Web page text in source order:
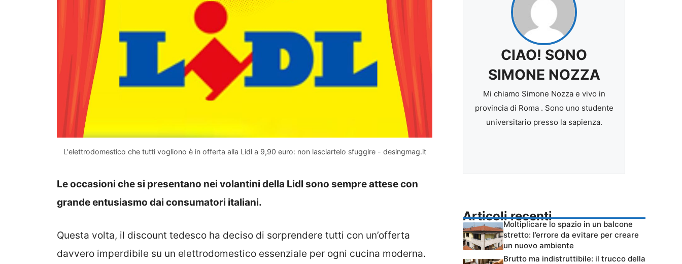
L'elettrodomestico che tutti vogliono è in offerta alla Lidl a 9,90 euro: non lasciartelo sfuggire - desingmag.it
Le occasioni che si presentano nei volantini della Lidl sono sempre attese con
grande entusiasmo dai consumatori italiani.
Questa volta, il discount tedesco ha deciso di sorprendere tutti con un’offerta
davvero imperdibile su un elettrodomestico essenziale per ogni cucina moderna.
CIAO! SONO
SIMONE NOZZA
Mi chiamo Simone Nozza e vivo in
provincia di Roma . Sono uno studente
universitario presso la sapienza.
Articoli recenti
Moltiplicare lo spazio in un balcone
stretto: l’errore da evitare per creare
un nuovo ambiente
Brutto ma indistruttibile: il trucco della